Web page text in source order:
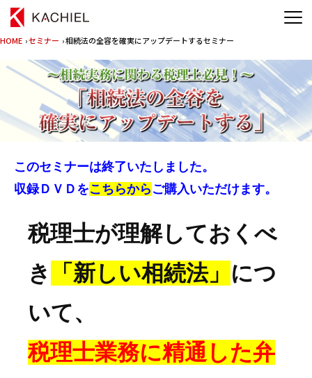
HOME ›セミナー › 相続法の全容を確実にアップデートするセミナー
このセミナーは終了いたしました。
収録ＤＶＤをこちらから ご購入いただけます。
税理士が理解しておくべ
き
「新しい相続法」 につ
いて、
税理士業務に精通した弁